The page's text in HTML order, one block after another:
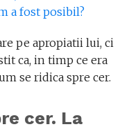
a fost posibil?
pe apropiatii lui, ci
ca, in timp ce era
se ridica spre cer.
cer. La